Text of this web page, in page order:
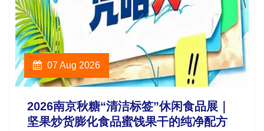
07 Aug 2026
2026南京秋糖“清洁标签”休闲食品展｜
坚果炒货膨化食品蜜饯果干的纯净配方